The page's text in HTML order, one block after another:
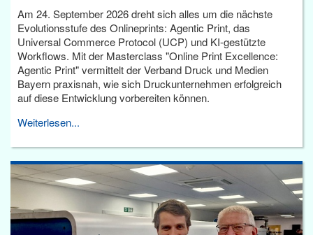
Am 24. September 2026 dreht sich alles um die nächste
Evolutionsstufe des Onlineprints: Agentic Print, das
Universal Commerce Protocol (UCP) und KI-gestützte
Workflows. Mit der Masterclass "Online Print Excellence:
Agentic Print" vermittelt der Verband Druck und Medien
Bayern praxisnah, wie sich Druckunternehmen erfolgreich
auf diese Entwicklung vorbereiten können.
Weiterlesen...